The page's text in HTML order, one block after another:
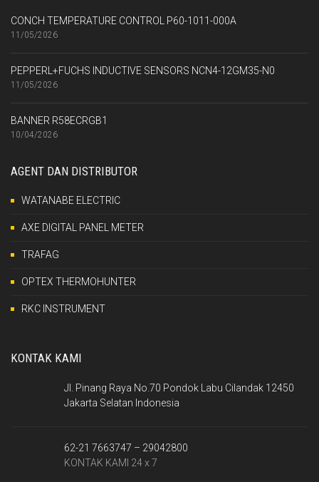
CONCH TEMPERATURE CONTROL P60-1011-000A
11/05/2026
PEPPERL+FUCHS INDUCTIVE SENSORS NCN4-12GM35-N0
11/05/2026
BANNER R58ECRGB1
10/04/2026
AGENT DAN DISTRIBUTOR
WATANABE ELECTRIC
AXE DIGITAL PANEL METER
TRAFAG
OPTEX THERMOHUNTER
RKC INSTRUMENT
KONTAK KAMI
Jl. Pinang Raya No.70 Pondok Labu Cilandak 12450
Jakarta Selatan Indonesia
62-21 7663747 – 29042800
KONTAK KAMI 24 x 7